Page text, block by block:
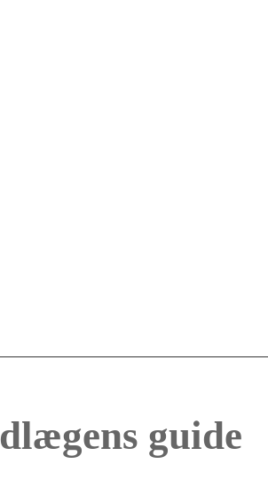
guide